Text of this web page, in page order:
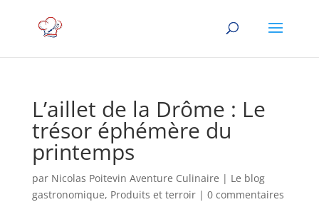
L’aillet de la Drôme : Le
trésor éphémère du
printemps
par Nicolas Poitevin Aventure Culinaire | Le blog
gastronomique, Produits et terroir| 0 commentaires